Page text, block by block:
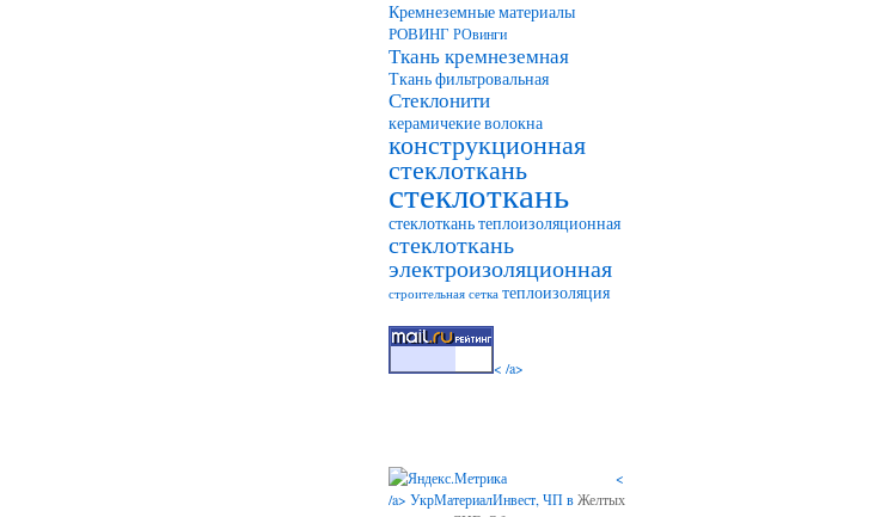
Кремнеземные материалы
РОВИНГ РОвинги
Ткань кремнеземная
Ткань фильтровальная
Стеклонити
керамичекие волокна
конструкционная
стеклоткань
стеклоткань
стеклоткань теплоизоляционная
стеклоткань
электроизоляционная
строительная сетка теплоизоляция
< /a>
<
/a> УкрМатериалИнвест, ЧП вЖелтых